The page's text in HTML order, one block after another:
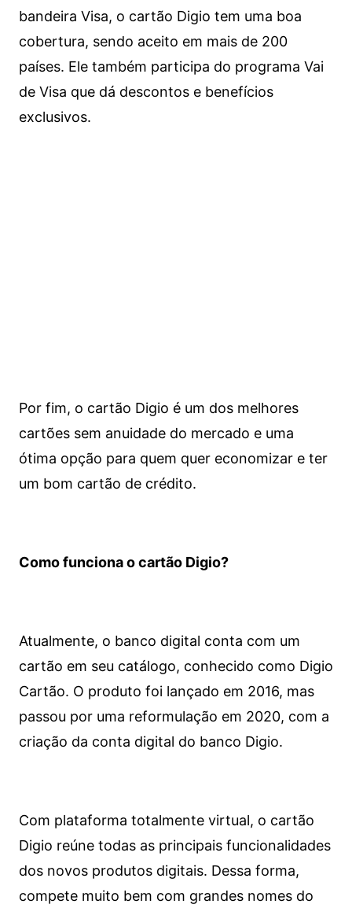
bandeira Visa, o cartão Digio tem uma boa
cobertura, sendo aceito em mais de 200
países. Ele também participa do programa Vai
de Visa que dá descontos e benefícios
exclusivos.
Por fim, o cartão Digio é um dos melhores
cartões sem anuidade do mercado e uma
ótima opção para quem quer economizar e ter
um bom cartão de crédito.
Como funciona o cartão Digio?
Atualmente, o banco digital conta com um
cartão em seu catálogo, conhecido como Digio
Cartão. O produto foi lançado em 2016, mas
passou por uma reformulação em 2020, com a
criação da conta digital do banco Digio.
Com plataforma totalmente virtual, o cartão
Digio reúne todas as principais funcionalidades
dos novos produtos digitais. Dessa forma,
compete muito bem com grandes nomes do